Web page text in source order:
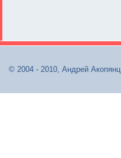
© 2004 - 2010, Андрей Акопянц